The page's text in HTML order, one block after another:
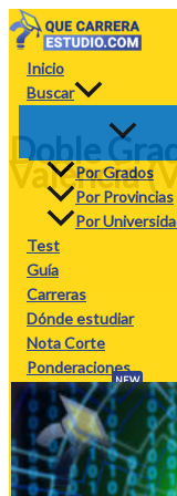
Ir
al
contenido
Inicio
Buscar
Por Grados
Por Provincias
Por
Test
Guía
Carreras
Dónde estudiar
Nota Corte
Ponderaciones
Calculadora
NEW
PAU
Doble
València